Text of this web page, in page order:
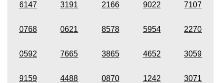
6147 3191 2166 9022 7107
0768 0621 8578 5954 2270
0592 7665 3865 4652 3059
9159 4488 0870 1242 3071